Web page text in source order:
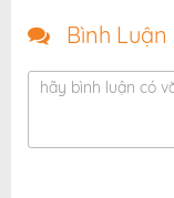
Bình Luận
hãy bình luận có